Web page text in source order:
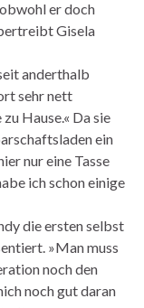
er doch
Gisela
anderthalb
sehr nett
Hause.« Da sie
ein
nur eine Tasse
ich schon einige
die ersten selbst
»Man muss
noch den
noch gut daran